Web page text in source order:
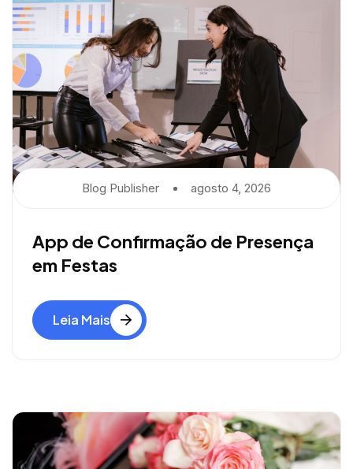
Blog Publisher Agosto 4, 2026
App de Confirmação de Presença
em Festas
Leia Mais